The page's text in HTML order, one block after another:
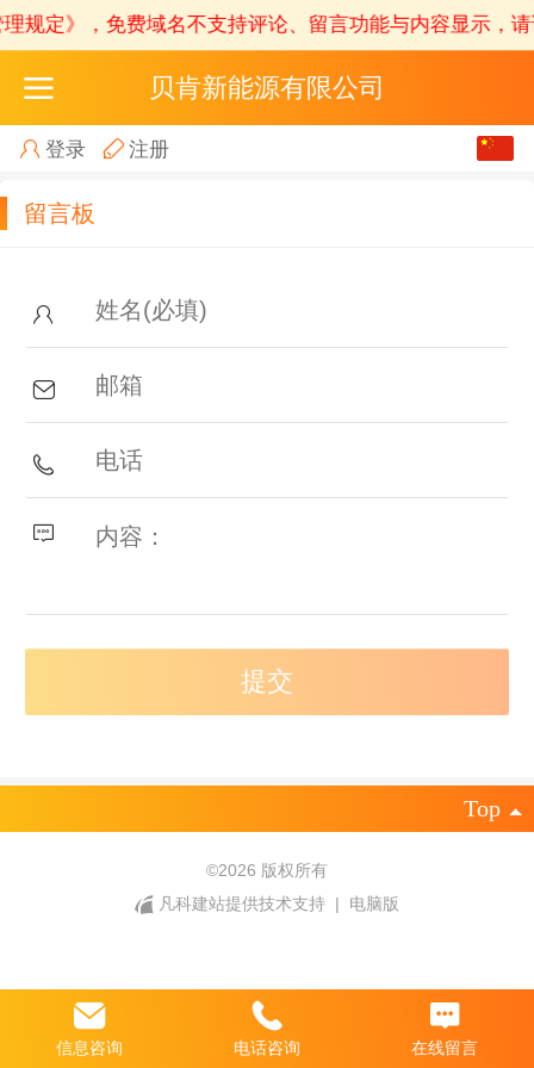
规定》 ，免费域名不支持评论、留言功能与内容显示，
贝肯新能源有限公司
登录 注册
留言板
Top
©2026 版权所有
凡科建站提供技术支持
| 电脑版
信息咨询 电话咨询 在线留言